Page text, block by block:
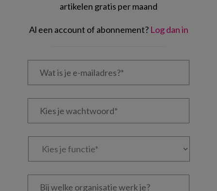
artikelen gratis per maand
Al een account of abonnement? Log dan in
Wat
Kies
wachtwoord*
Kies
Bij
welke